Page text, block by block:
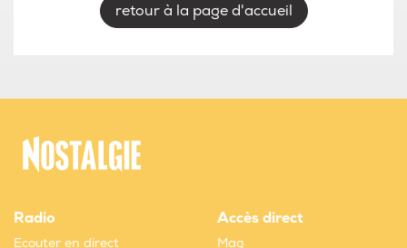
retour à la page d'accueil
Radio
Ecouter en direct
Accès direct
Mag